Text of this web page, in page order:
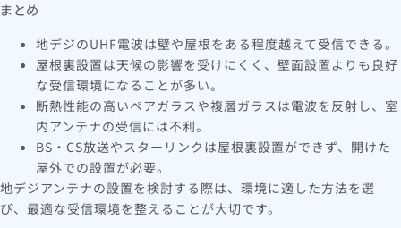
まとめ
地デジのUHF電波は壁や屋根をある程度越えて受信できる。
屋根裏設置は天候の影響を受けにくく、壁面設置よりも良好
な受信環境になることが多い。
断熱性能の高いペアガラスや複層ガラスは電波を反射し、室
内アンテナの受信には不利。
BS・CS放送やスターリンクは屋根裏設置ができず、開けた
屋外での設置が必要。
地デジアンテナの設置を検討する際は、環境に適した方法を選
び、最適な受信環境を整えることが大切です。